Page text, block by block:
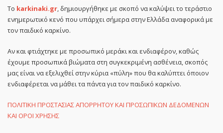
Το karkinaki.gr , δημιουργήθηκε με σκοπό να καλύψει το τεράστιο
ενημερωτικό κενό που υπάρχει σήμερα στην Ελλάδα αναφορικά με
τον παιδικό καρκίνο.
Αν και φτιάχτηκε με προσωπικό μεράκι και ενδιαφέρον, καθώς
έχουμε προσωπικά βιώματα στη συγκεκριμένη ασθένεια, σκοπός
μας είναι να εξελιχθεί στην κύρια «πύλη» που θα καλύπτει όποιον
ενδιαφέρεται να μάθει τα πάντα για τον παιδικό καρκίνο.
ΠΟΛΙΤΙΚΗ ΠΡΟΣΤΑΣΙΑΣ ΑΠΟΡΡΗΤΟΥ ΚΑΙ ΠΡΟΣΩΠΙΚΩΝ ΔΕΔΟΜΕΝΩΝ
ΚΑΙ ΟΡΟΙ ΧΡΗΣΗΣ